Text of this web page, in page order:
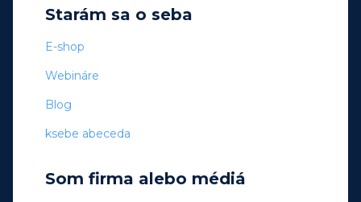
Starám sa o seba
E-shop
Webináre
Blog
ksebe abeceda
Som firma alebo médiá